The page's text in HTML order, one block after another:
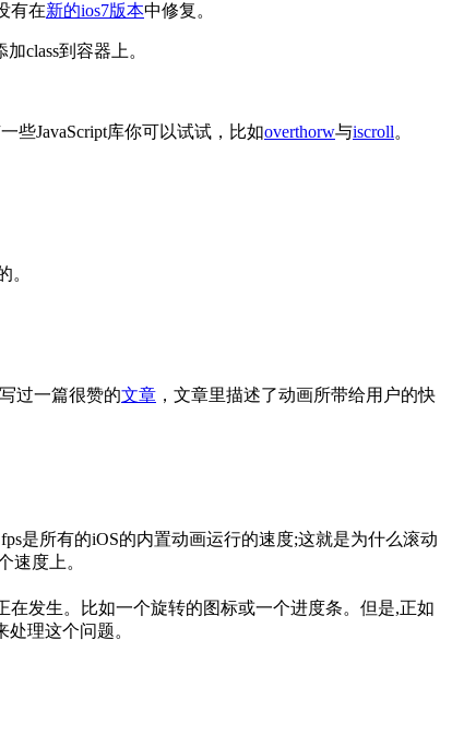
有在新的ios7版本中修复。
class到容器上。
些JavaScript库你可以试试，比如overthorw与iscroll。
。
过一篇很赞的文章 ，文章里描述了动画所带给用户的快
是所有的iOS的内置动画运行的速度;这就是为什么滚动
速度上。
发生。比如一个旋转的图标或一个进度条。但是,正如
理这个问题。